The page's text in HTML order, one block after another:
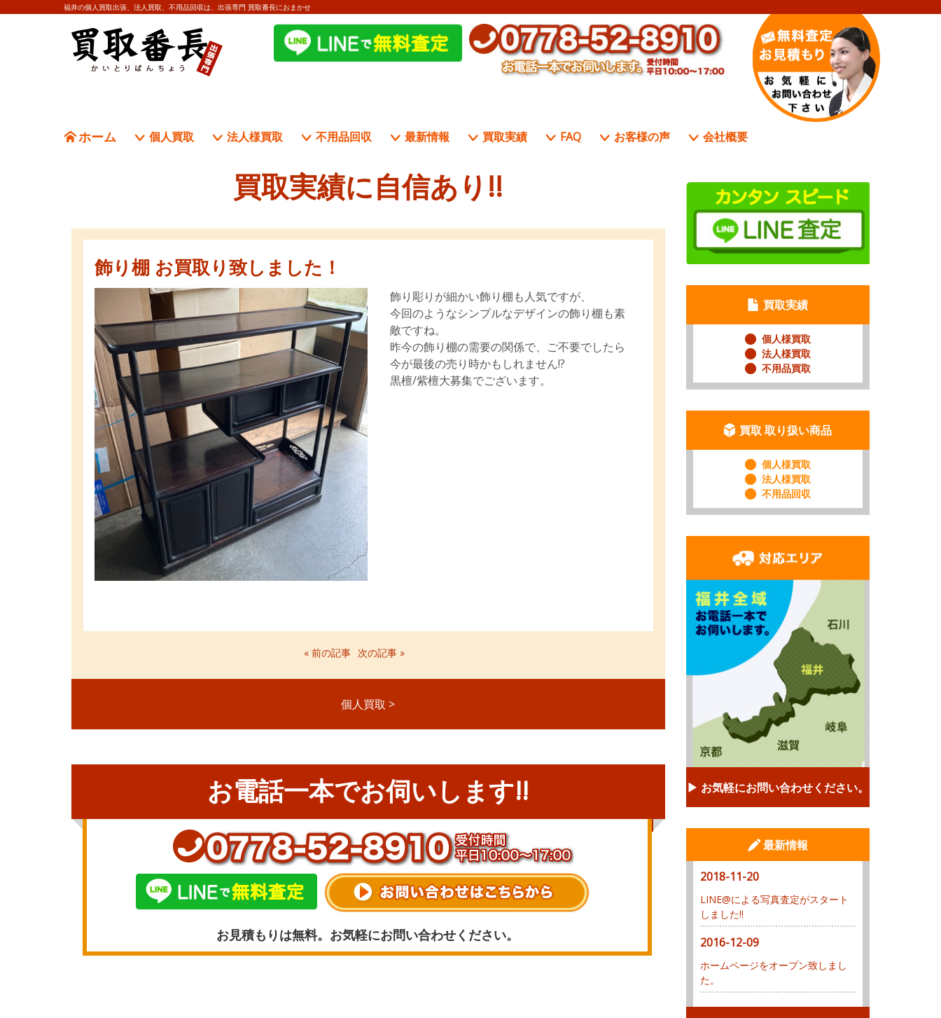
福井の個人買取出張、法人買取、不用品回収は、出張専門 買取番長におまかせ
ホーム 個人買取 法人様買取 不用品回収 最新情報 買取実績 FAQ お客様の声 会社概要
買取実績に自信あり!!
飾り棚 お買取り致しました！
飾り彫りが細かい飾り棚も人気ですが、
今回のようなシンプルなデザインの飾り棚も素
敵ですね。
昨今の飾り棚の需要の関係で、ご不要でしたら
今が最後の売り時かもしれません!?
黒檀/紫檀大募集でございます。
« 前の記事 次の記事 »
個人買取 >
お電話一本でお伺いします!!
お見積もりは無料。お気軽にお問い合わせください。
買取実績
個人様買取
法人様買取
不用品買取
買取 取り扱い商品
個人様買取
法人様買取
不用品回収
▶︎ お気軽にお問い合わせください。
最新情報
2018-11-20
LINE@による写真査定がスタート
しました!!
2016-12-09
ホームページをオープン致しまし
た。